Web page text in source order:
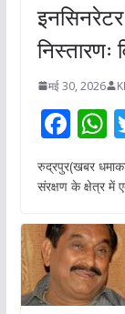
निस्तारणः
मई 30, 2026
F
ac
e
o
o
k
h
A
p
p
रुद्रपुर(खबर
संरक्षण के क्षेत्र में